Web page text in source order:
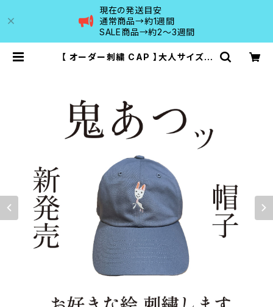
現在の発送目安
通常商品→約1週間
SALE商品→約2〜3週間
【 オーダー刺繍 CAP 】大人サイズ |